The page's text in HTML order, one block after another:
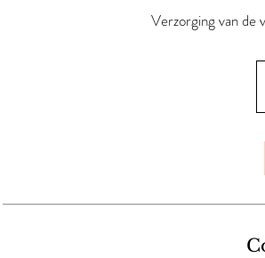
Verzorging van de